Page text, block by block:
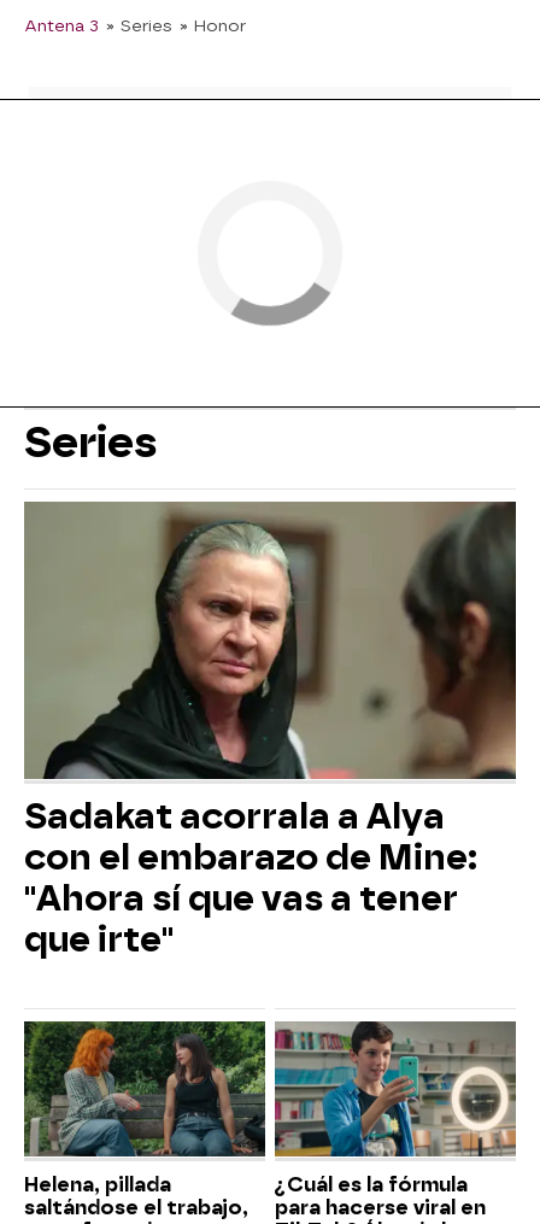
Antena 3 » Series » Honor
Series
Sadakat acorrala a Alya
con el embarazo de Mine:
"Ahora sí que vas a tener
que irte"
Helena, pillada
saltándose el trabajo,
¿Cuál es la fórmula
para hacerse viral en